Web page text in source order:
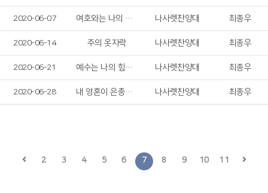
2020-06-07 여호와는 나의 목자 나사렛찬양대 최종우
2020-06-14 주의 옷자락 나사렛찬양대 최종우
2020-06-21 예수는 나의 힘이요 나사렛찬양대 최종우
2020-06-28 내 영혼이 은총입어 나사렛찬양대 최종우
2 3 4 5 6 7 8 9 10 11